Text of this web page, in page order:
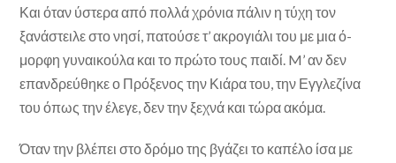
Και όταν ύστερα από πολλά χρόνια πάλιν η τύχη τον
ξανάστειλε στο νησί, πατούσε τ’ ακρογιάλι του με μια ό­
μορφη γυναικούλα και το πρώτο τους παιδί. M’ αν δεν
επανδρεύθηκε ο Πρόξενος την Κιάρα του, την Εγγλεζίνα
του όπως την έλεγε, δεν την ξεχνά και τώρα ακόμα.
Όταν την βλέπει στο δρόμο της βγάζει το καπέλο ίσα με